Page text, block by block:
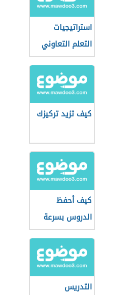
استراتيجيات
التعلم التعاوني
كيف تزيد تركيزك
كيف أحفظ
الدروس بسرعة
التدريس